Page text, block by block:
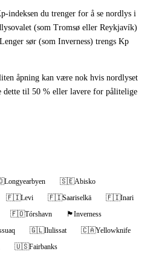
indeksen du trenger for å se nordlys i
(som Tromsø eller Reykjavík)
sør (som Inverness) trengs Kp
åpning kan være nok hvis nordlyset
dette til 50 % eller lavere for pålitelige
Longyearbyen 🇸🇪Abisko
🇫🇮Levi 🇫🇮Saariselkä 🇫🇮Inari
🇫🇴Tórshavn 🏴󠁧󠁢󠁳󠁣󠁴󠁿Inverness
🇬🇱Ilulissat 🇨🇦Yellowknife
🇺🇸Fairbanks